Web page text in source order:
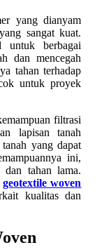
yang dianyam
sangat kuat.
untuk berbagai
dan mencegah
tahan terhadap
untuk proyek
filtrasi
lapisan tanah
yang dapat
ini,
tahan lama.
geotextile woven
kualitas dan